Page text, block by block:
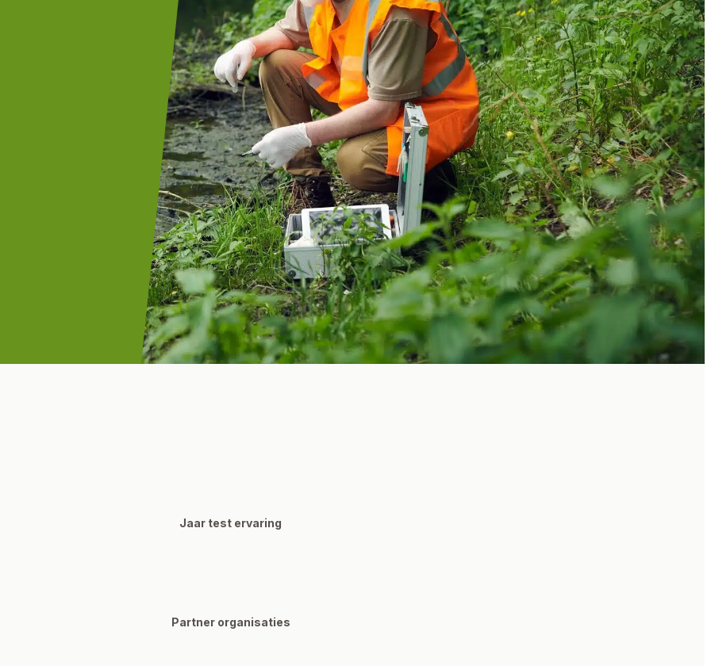
wij jaarlijks alleen al op
en zelfstandigen.
Jaar test ervaring
Partner organisaties